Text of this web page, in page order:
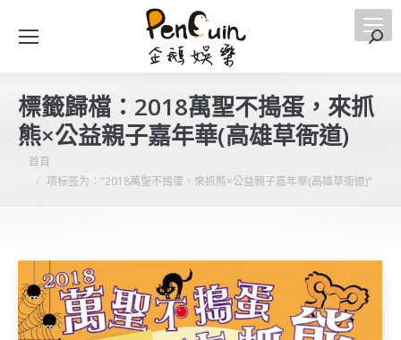
搜
標籤歸檔： 2018萬聖不搗蛋，來抓
熊×公益親子嘉年華(高雄草衙道)
您在這裡：
首頁
项标签为："2018萬聖不搗蛋，來抓熊×公益親子嘉年華(高雄草衙道)"